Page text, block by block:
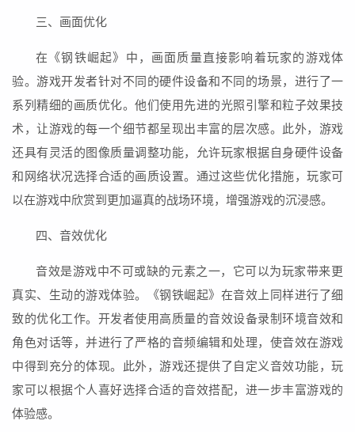
三、画面优化
在《钢铁崛起》中，画面质量直接影响着玩家的游戏体
验。游戏开发者针对不同的硬件设备和不同的场景，进行了一
系列精细的画质优化。他们使用先进的光照引擎和粒子效果技
术，让游戏的每一个细节都呈现出丰富的层次感。此外，游戏
还具有灵活的图像质量调整功能，允许玩家根据自身硬件设备
和网络状况选择合适的画质设置。通过这些优化措施，玩家可
以在游戏中欣赏到更加逼真的战场环境，增强游戏的沉浸感。
四、音效优化
音效是游戏中不可或缺的元素之一，它可以为玩家带来更
真实、生动的游戏体验。《钢铁崛起》在音效上同样进行了细
致的优化工作。开发者使用高质量的音效设备录制环境音效和
角色对话等，并进行了严格的音频编辑和处理，使音效在游戏
中得到充分的体现。此外，游戏还提供了自定义音效功能，玩
家可以根据个人喜好选择合适的音效搭配，进一步丰富游戏的
体验感。